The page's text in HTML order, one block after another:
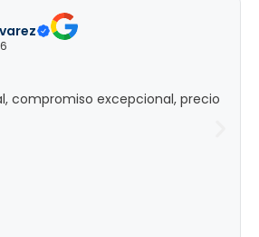
compromiso excepcional, precio